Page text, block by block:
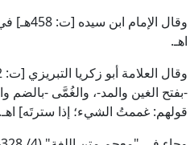
اهـ.
-بفتح الغين والمد-، والغُمَّى -بالضم
قولهم: غممتُ الشيء؛ إذا سترتَه] اهـ.